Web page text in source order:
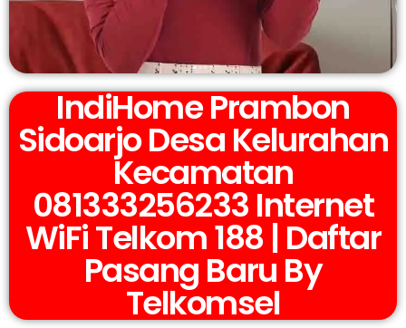
IndiHome Prambon
Sidoarjo Desa Kelurahan
Kecamatan
081333256233 Internet
WiFi Telkom 188 | Daftar
Pasang Baru By
Telkomsel